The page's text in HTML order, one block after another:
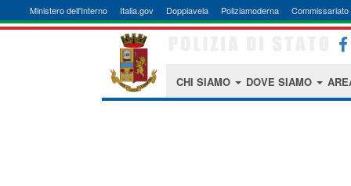
Ministero dell'Interno Italia.gov Doppiavela Poliziamoderna Commissariato
CHI SIAMO DOVE SIAMO